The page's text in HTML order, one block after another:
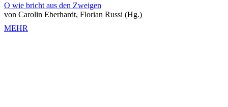
O wie bricht aus den Zweigen
von Carolin Eberhardt, Florian Russi (Hg.)
MEHR